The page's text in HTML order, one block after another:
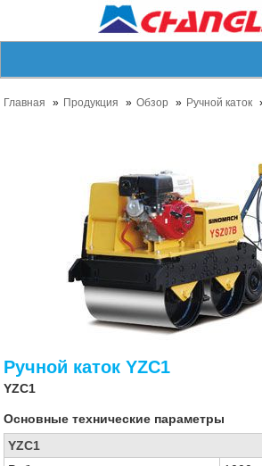
Главная Продукция Обзор Ручной каток
Ручной каток YZC1
YZC1
Основные технические параметры
YZC1